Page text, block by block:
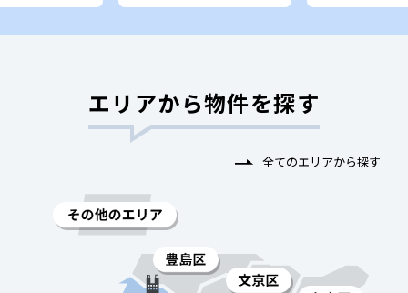
エリアから物件を探す
全てのエリアから探す